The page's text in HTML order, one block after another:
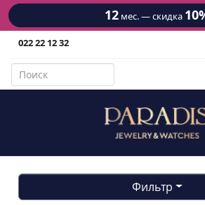
мес. — скидка 10%
022 22 12 32
Фильтр